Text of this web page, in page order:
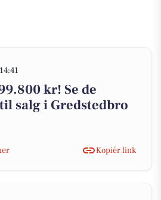
kr! Se de
salg i Gredstedbro
Kopiér link